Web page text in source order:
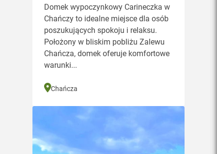
Domek wypoczynkowy Carineczka w
Chańczy to idealne miejsce dla osób
poszukujących spokoju i relaksu.
Położony w bliskim pobliżu Zalewu
Chańcza, domek oferuje komfortowe
warunki...
Chańcza